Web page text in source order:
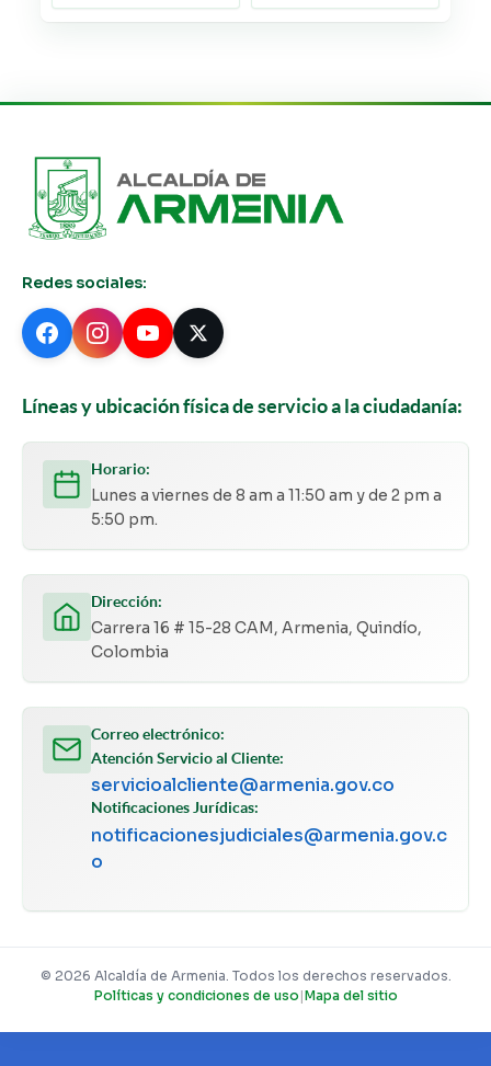
Redes sociales:
Líneas y ubicación física de servicio a la ciudadanía:
Horario:
Lunes a viernes de 8 am a 11:50 am y de 2 pm a
5:50 pm.
Dirección:
Carrera 16 # 15-28 CAM, Armenia, Quindío,
Colombia
Correo electrónico:
Atención Servicio al Cliente:
servicioalcliente@armenia.gov.co
Notificaciones Jurídicas:
notificacionesjudiciales@armenia.gov.c
o
© 2026 Alcaldía de Armenia. Todos los derechos reservados.
Políticas y condiciones de uso |Mapa del sitio